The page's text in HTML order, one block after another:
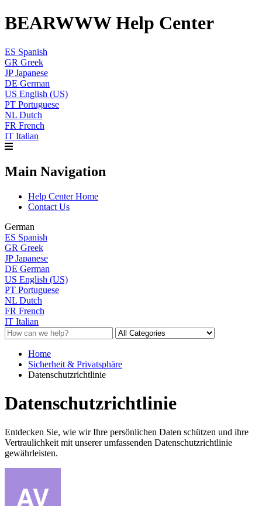
BEARWWW Help Center
ES Spanish
GR Greek
JP Japanese
DE German
US English (US)
PT Portuguese
NL Dutch
FR French
IT Italian
Main Navigation
Help Center Home
Contact Us
German
ES Spanish
GR Greek
JP Japanese
DE German
US English (US)
PT Portuguese
NL Dutch
FR French
IT Italian
Home
Sicherheit & Privatsphäre
Datenschutzrichtlinie
Datenschutzrichtlinie
Entdecken Sie, wie wir Ihre persönlichen Daten schützen und ihre
Vertraulichkeit mit unserer umfassenden Datenschutzrichtlinie
gewährleisten.